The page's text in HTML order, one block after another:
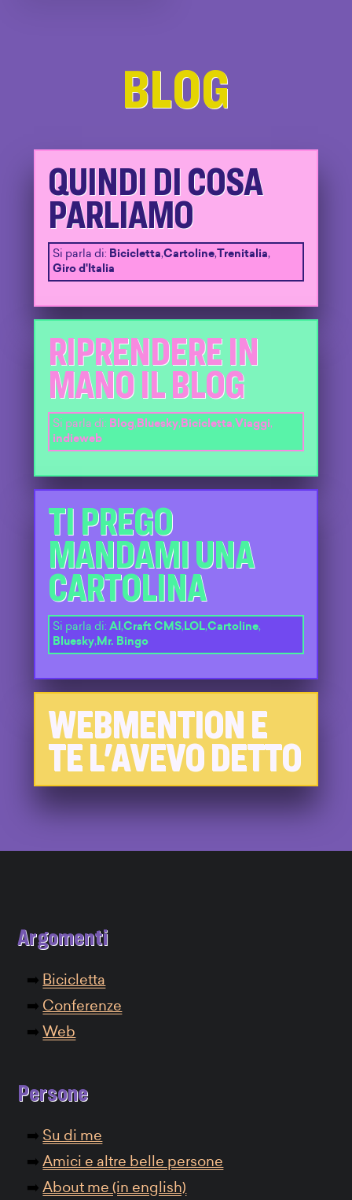
BLOG
QUINDI DI COSA
PARLIAMO
Si parla di: Bicicletta,Cartoline,Trenitalia,
Giro d'Italia
RIPRENDERE IN
MANO IL BLOG
Si parla di: Blog, Bluesky, Bicicletta,Viaggi,
indieweb
TI PREGO
MANDAMI UNA
CARTOLINA
Si parla di: AI ,Craft CMS,LOL,Cartoline,
Bluesky,Mr. Bingo
WEBMENTION E
TE L'AVEVO DETTO
Argomenti
Bicicletta
Conferenze
Web
Persone
Su di me
Amici e altre belle persone
About me (in english)